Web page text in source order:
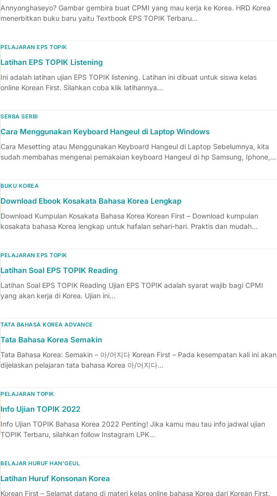
Annyonghaseyo? Gambar gembira buat CPMI yang mau kerja ke Korea. HRD Korea
menerbitkan buku baru yaitu Textbook EPS TOPIK Terbaru...
PELAJARAN EPS TOPIK
Latihan EPS TOPIK Listening
Ini adalah latihan ujian EPS TOPIK listening. Latihan ini dibuat untuk siswa kelas
online Korean First. Silahkan coba klik latihannya...
SERBA SERBI
Cara Menggunakan Keyboard Hangeul di Laptop Windows
Cara Mesetting atau Menggunakan Keyboard Hangeul di Laptop Sebelumnya, kita
sudah membahas mengenai pemakaian keyboard Hangeul di hp Samsung, Iphone,...
BUKU KOREA
Download Ebook Kosakata Bahasa Korea Lengkap
Download Kumpulan Kosakata Bahasa Korea Korean First – Download kumpulan
kosakata bahasa Korea lengkap untuk hafalan sehari-hari. Praktis dan mudah...
PELAJARAN EPS TOPIK
Latihan Soal EPS TOPIK Reading
Latihan Soal EPS TOPIK Reading Ujian EPS TOPIK adalah syarat wajib bagi CPMI
yang akan kerja di Korea. Ujian ini...
TATA BAHASA KOREA ADVANCE
Tata Bahasa Korea Semakin
Tata Bahasa Korea: Semakin – 아/어지다 Korean First – Pada kesempatan kali ini akan
dijelaskan pelajaran tata bahasa Korea 아/어지다...
PELAJARAN TOPIK
Info Ujian TOPIK 2022
Info Ujian TOPIK Bahasa Korea 2022 Penting! Jika kamu mau tau info jadwal ujian
TOPIK Terbaru, silahkan follow Instagram LPK...
BELAJAR HURUF HAN'GEUL
Latihan Huruf Konsonan Korea
Korean First – Selamat datang di materi kelas online bahasa Korea dari Korean First.